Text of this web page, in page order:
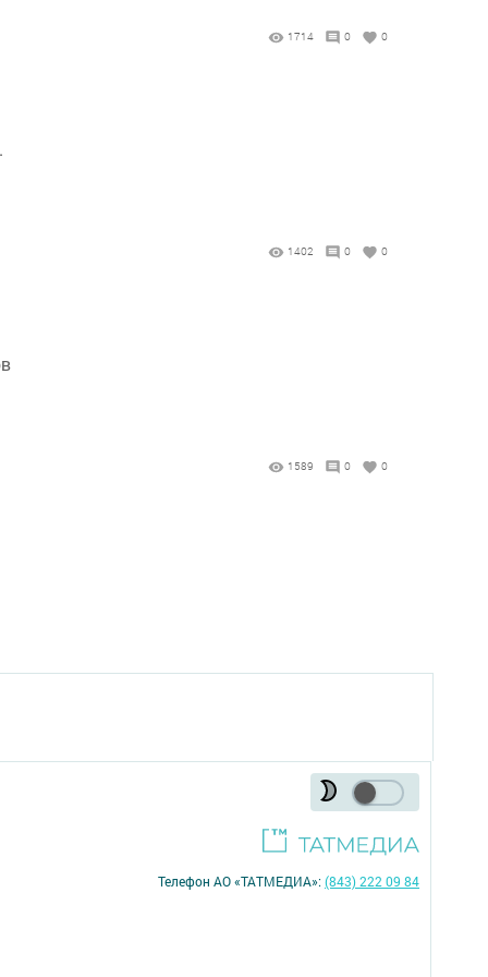
1714 0 0
1402 0 0
1589 0 0
Телефон АО «ТАТМЕДИА»:(843) 222 09 84